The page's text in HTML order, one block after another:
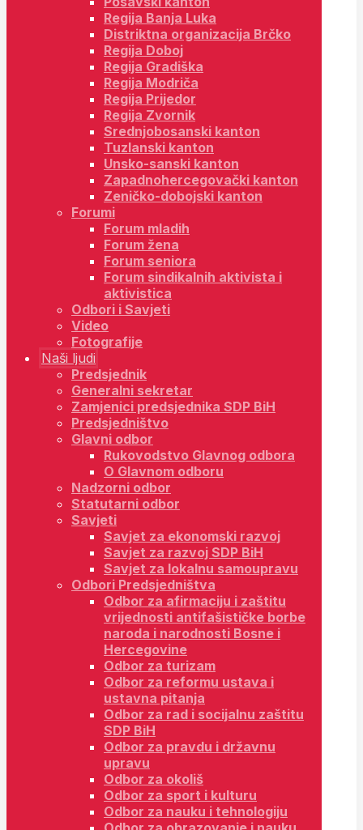
Regija Banja Luka
Distriktna organizacija Brčko
Regija Doboj
Regija Gradiška
Regija Modriča
Regija Prijedor
Regija Zvornik
Srednjobosanski kanton
Tuzlanski kanton
Unsko-sanski kanton
Zapadnohercegovački kanton
Zeničko-dobojski kanton
Forumi
Forum mladih
Forum žena
Forum seniora
Forum sindikalnih aktivista i
aktivistica
Odbori i Savjeti
Video
Fotografije
Naši ljudi
Predsjednik
Generalni sekretar
Zamjenici predsjednika SDP BiH
Predsjedništvo
Glavni odbor
Rukovodstvo Glavnog odbora
O Glavnom odboru
Nadzorni odbor
Statutarni odbor
Savjeti
Savjet za ekonomski razvoj
Savjet za razvoj SDP BiH
Savjet za lokalnu samoupravu
Odbori Predsjedništva
Odbor za afirmaciju i zaštitu
vrijednosti antifašističke borbe
naroda i narodnosti Bosne i
Hercegovine
Odbor za turizam
Odbor za reformu ustava i
ustavna pitanja
Odbor za rad i socijalnu zaštitu
SDP BiH
Odbor za pravdu i državnu
upravu
Odbor za okoliš
Odbor za sport i kulturu
Odbor za nauku i tehnologiju